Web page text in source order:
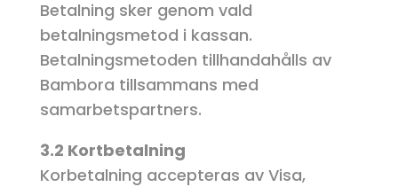
Betalning sker genom vald
betalningsmetod i kassan.
Betalningsmetoden tillhandahålls av
Bambora tillsammans med
samarbetspartners.
3.2 Kortbetalning
Korbetalning accepteras av Visa,